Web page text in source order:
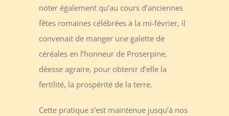
noter également qu’au cours d’anciennes
fêtes romaines célébrées à la mi-février, il
convenait de manger une galette de
céréales en l’honneur de Proserpine,
déesse agraire, pour obtenir d’elle la
fertilité, la prospérité de la terre.
Cette pratique s’est maintenue jusqu’à nos